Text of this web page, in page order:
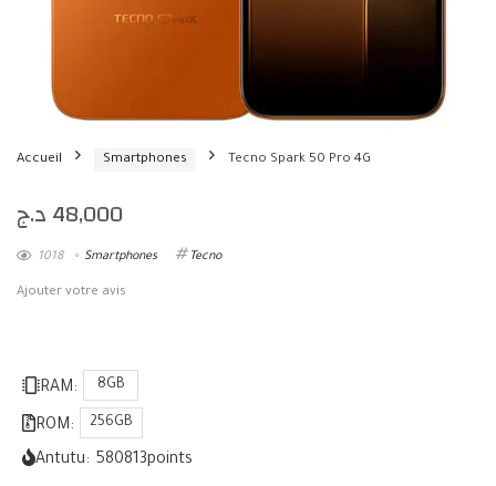
Accueil Smartphones Tecno Spark 50 Pro 4G
48,000د.ج
1018 Smartphones Tecno
Ajouter votre avis
RAM: 8GB
ROM: 256GB
Antutu: 580813points